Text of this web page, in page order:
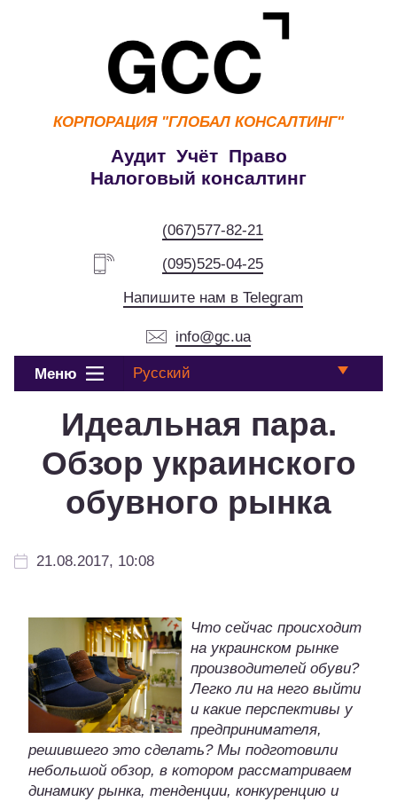
КОРПОРАЦИЯ "ГЛОБАЛ КОНСАЛТИНГ"
Аудит Учёт Право
Налоговый консалтинг
(067)577-82-21
(095)525-04-25
Напишите нам в Telegram
info@gc.ua
Меню Русский
Идеальная пара.
Обзор украинского
обувного рынка
21.08.2017, 10:08
Что сейчас происходит
на украинском рынке
производителей обуви?
Легко ли на него выйти
и какие перспективы у
предпринимателя,
решившего это сделать? Мы подготовили
небольшой обзор, в котором рассматриваем
динамику рынка, тенденции, конкуренцию и